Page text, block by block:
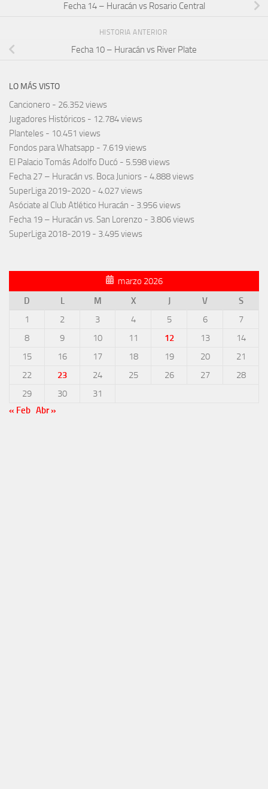
Fecha 14 – Huracán vs Rosario Central
HISTORIA ANTERIOR
Fecha 10 – Huracán vs River Plate
LO MÁS VISTO
Cancionero - 26.352 views
Jugadores Históricos - 12.784 views
Planteles - 10.451 views
Fondos para Whatsapp - 7.619 views
El Palacio Tomás Adolfo Ducó - 5.598 views
Fecha 27 – Huracán vs. Boca Juniors - 4.888 views
SuperLiga 2019-2020 - 4.027 views
Asóciate al Club Atlético Huracán - 3.956 views
Fecha 19 – Huracán vs. San Lorenzo - 3.806 views
SuperLiga 2018-2019 - 3.495 views
marzo 2026
D
L M X J V
S
1
2 3 4 5 6
7
8
9 10 11 12 13
14
15
16 17 18 19 20
21
22
23 24 25 26 27
28
29
30
31
« Feb Abr »